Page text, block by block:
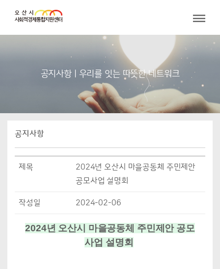
공지사항 | 우리를 잇는 따뜻한 네트워크
공지사항
제목
2024년 오산시 마을공동체 주민제안
공모사업 설명회
작성일 2024-02-06
2024년 오산시 마을공동체 주민제안 공모
사업 설명회